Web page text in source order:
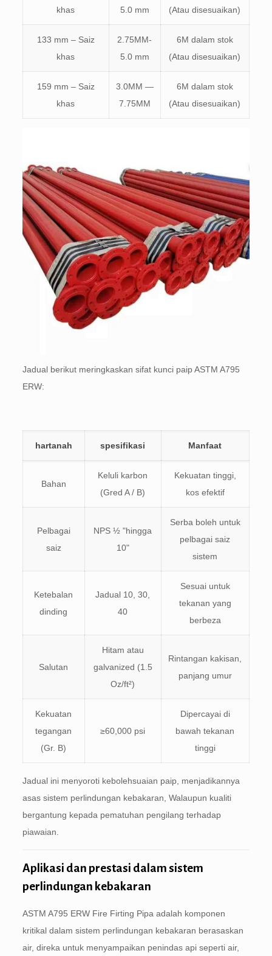
khas
5.0 mm
(Atau disesuaikan)
133 mm – Saiz
khas
2.75MM-
5.0 mm
6M dalam stok
(Atau disesuaikan)
159 mm – Saiz
khas
3.0MM —
7.75MM
6M dalam stok
(Atau disesuaikan)
Jadual berikut meringkaskan sifat kunci paip ASTM A795
ERW:
hartanah spesifikasi Manfaat
Bahan
Keluli karbon
(Gred A / B)
Kekuatan tinggi,
kos efektif
Pelbagai
saiz
NPS ½ "hingga
10"
Serba boleh untuk
pelbagai saiz
sistem
Ketebalan
dinding
Jadual 10, 30,
40
Sesuai untuk
tekanan yang
berbeza
Salutan
Hitam atau
galvanized (1.5
Oz/ft²)
Rintangan kakisan,
panjang umur
Kekuatan
tegangan
(Gr. B)
≥60,000 psi
Dipercayai di
bawah tekanan
tinggi
Jadual ini menyoroti kebolehsuaian paip, menjadikannya
asas sistem perlindungan kebakaran, Walaupun kualiti
bergantung kepada pematuhan pengilang terhadap
piawaian.
Aplikasi dan prestasi dalam sistem
perlindungan kebakaran
ASTM A795 ERW Fire Firting Pipa adalah komponen
kritikal dalam sistem perlindungan kebakaran berasaskan
air, direka untuk menyampaikan penindas api seperti air,